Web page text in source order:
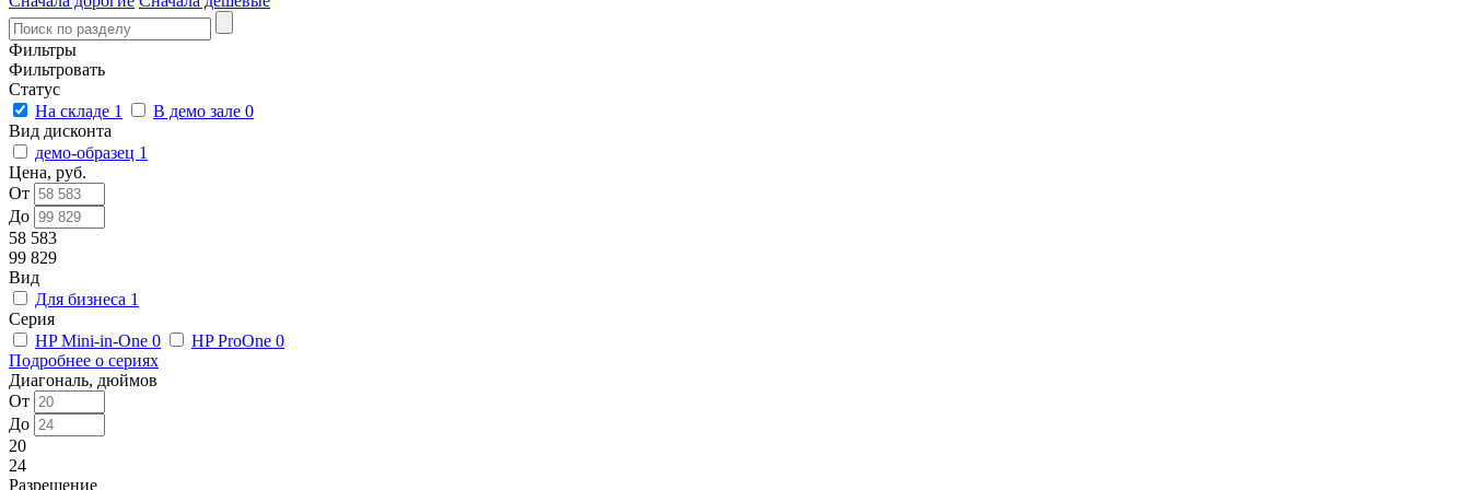
Фильтры
Фильтровать
Статус
На складе 1 В демо зале 0
Вид дисконта
демо-образец 1
Цена, руб.
От
До
58 583
99 829
Вид
Для бизнеса 1
Серия
HP Mini-in-One 0 HP ProOne 0
Подробнее о сериях
Диагональ, дюймов
От
До
20
24
Разрешение